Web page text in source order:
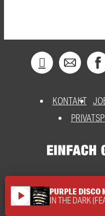
KONTAKT
play_arrow PURPLE DISCO
IN THE DARK